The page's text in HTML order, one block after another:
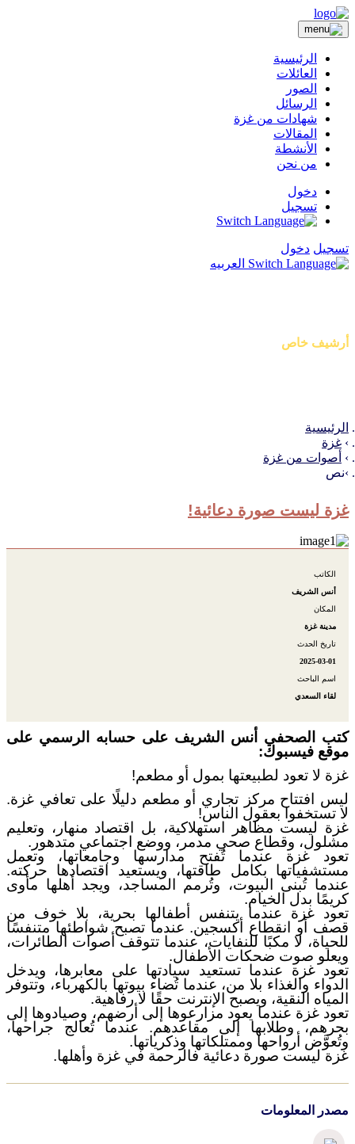
الرئيسية
العائلات
الصور
الرسائل
شهادات من غزة
المقالات
الأنشطة
من نحن
دخول
تسجيل
تسجيل دخول
العربيه
أرشيف خاص
الرئيسية
غزة
أصوات من غزة
نص
غزة ليست صورة دعائية!
الكاتب
أنس الشريف
المكان
مدينة غزة
تاريخ الحدث
2025-03-01
اسم الباحث
لقاء السعدي
كتب الصحفي أنس الشريف على حسابه الرسمي على
موقع فيسبوك:
غزة لا تعود لطبيعتها بمول أو مطعم!
ليس افتتاح مركز تجاري أو مطعم دليلًا على تعافي غزة.
لا تستخفوا بعقول الناس!
غزة ليست مظاهر استهلاكية، بل اقتصاد منهار، وتعليم
مشلول، وقطاع صحي مدمر، ووضع اجتماعي متدهور.
تعود غزة عندما تُفتح مدارسها وجامعاتها، وتعمل
مستشفياتها بكامل طاقتها، ويستعيد اقتصادها حركته.
عندما تُبنى البيوت، وتُرمم المساجد، ويجد أهلها مأوى
كريمًا بدل الخيام.
تعود غزة عندما يتنفس أطفالها بحرية، بلا خوف من
قصف أو انقطاع أكسجين. عندما تصبح شواطئها متنفسًا
للحياة، لا مكبًا للنفايات، عندما تتوقف أصوات الطائرات،
ويعلو صوت ضحكات الأطفال.
تعود غزة عندما تستعيد سيادتها على معابرها، ويدخل
الدواء والغذاء بلا من، عندما تُضاء بيوتها بالكهرباء، وتتوفر
المياه النقية، ويصبح الإنترنت حقًا لا رفاهية.
تعود غزة عندما يعود مزارعوها إلى أرضهم، وصيادوها إلى
بحرهم، وطلابها إلى مقاعدهم. عندما تُعالج جراحها،
وتُعوَّض أرواحها وممتلكاتها وذكرياتها.
غزة ليست صورة دعائية فالرحمة في غزة وأهلها.
مصدر المعلومات